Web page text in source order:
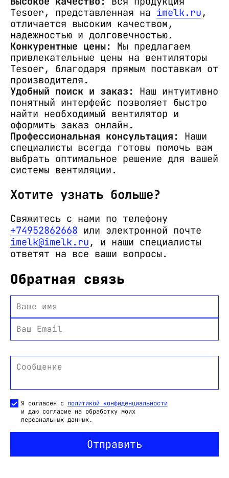
Tesoer, представленная на imelk.ru,
отличается высоким качеством,
надежностью и долговечностью.
Конкурентные цены: Мы предлагаем
привлекательные цены на вентиляторы
Tesoer, благодаря прямым поставкам от
производителя.
Удобный поиск и заказ: Наш интуитивно
понятный интерфейс позволяет быстро
найти необходимый вентилятор и
оформить заказ онлайн.
Профессиональная консультация: Наши
специалисты всегда готовы помочь вам
выбрать оптимальное решение для вашей
системы вентиляции.
Хотите узнать больше?
Свяжитесь с нами по телефону
+74952862668 или электронной почте
imelk@imelk.ru, и наши специалисты
ответят на все ваши вопросы.
Обратная связь
Ваше имя
Ваш Email
Сообщение
Я согласен с политикой конфиденциальности
и даю согласие на обработку моих
персональных данных.
Отправить